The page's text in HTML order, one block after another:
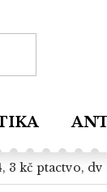
3 kč ptactvo,